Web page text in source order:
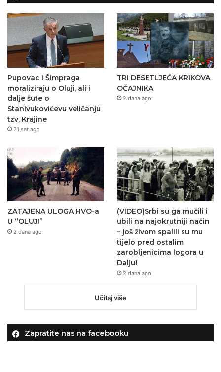
Pupovac i Šimpraga
moraliziraju o Oluji, ali i
dalje šute o
Stanivukovićevu veličanju
tzv. Krajine
21 sat ago
TRI DESETLJEĆA KRIKOVA
OČAJNIKA
2 dana ago
ZATAJENA ULOGA HVO-a
U “OLUJI”
2 dana ago
(VIDEO)Srbi su ga mučili i
ubili na najokrutniji način
– još živom spalili su mu
tijelo pred ostalim
zarobljenicima logora u
Dalju!
2 dana ago
Učitaj više
Zapratite nas na facebooku